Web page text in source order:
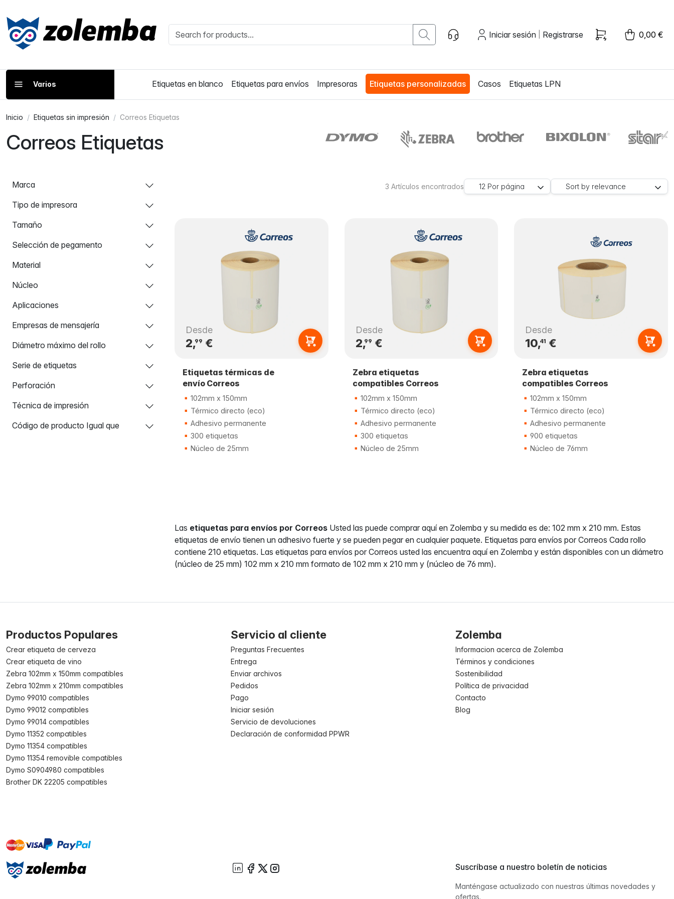
Iniciar sesión Registrarse 0,00 €
Varios Etiquetas en blanco Etiquetas para envíos Impresoras Etiquetas personalizadas Casos Etiquetas LPN
Inicio Etiquetas sin impresión Correos Etiquetas
Correos Etiquetas
Marca
Tipo de impresora
Tamaño
Selección de pegamento
Material
Núcleo
Aplicaciones
Empresas de mensajería
Diámetro máximo del rollo
Serie de etiquetas
Perforación
Técnica de impresión
Código de producto Igual que
3Artículos encontrados 12 Por página Sort by relevance
Desde
2,99 €
Etiquetas térmicas de
envío Correos
102mm x 150mm
Térmico directo (eco)
Adhesivo permanente
300 etiquetas
Núcleo de 25mm
Desde
2,99 €
Zebra etiquetas
compatibles Correos
102mm x 150mm
Térmico directo (eco)
Adhesivo permanente
300 etiquetas
Núcleo de 25mm
Desde
10,41 €
Zebra etiquetas
compatibles Correos
102mm x 150mm
Térmico directo (eco)
Adhesivo permanente
900 etiquetas
Núcleo de 76mm
Las etiquetas para envíos por Correos Usted las puede comprar aquí en Zolemba y su medida es de: 102 mm x 210 mm. Estas
etiquetas de envío tienen un adhesivo fuerte y se pueden pegar en cualquier paquete. Etiquetas para envíos por Correos Cada rollo
contiene 210 etiquetas. Las etiquetas para envíos por Correos usted las encuentra aquí en Zolemba y están disponibles con un diámetro
(núcleo de 25 mm) 102 mm x 210 mm formato de 102 mm x 210 mm y (núcleo de 76 mm).
Productos Populares
Crear etiqueta de cerveza
Crear etiqueta de vino
Zebra 102mm x 150mm compatibles
Zebra 102mm x 210mm compatibles
Dymo 99010 compatibles
Dymo 99012 compatibles
Dymo 99014 compatibles
Dymo 11352 compatibles
Dymo 11354 compatibles
Dymo 11354 removible compatibles
Dymo S0904980 compatibles
Brother DK 22205 compatibles
Servicio al cliente
Preguntas Frecuentes
Entrega
Enviar archivos
Pedidos
Pago
Iniciar sesión
Servicio de devoluciones
Declaración de conformidad PPWR
Zolemba
Informacion acerca de Zolemba
Términos y condiciones
Sostenibilidad
Política de privacidad
Contacto
Blog
mastervisa paypal
Suscríbase a nuestro boletín de noticias
Manténgase actualizado con nuestras últimas novedades y
ofertas.